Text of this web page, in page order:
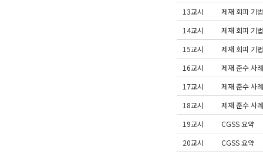
13교시
제재 회피 기
14교시
제재 회피 기
15교시
제재 회피 기
16교시
제재 준수 사
17교시
제재 준수 사
18교시
제재 준수 사
19교시
CGSS 요약
20교시
CGSS 요약